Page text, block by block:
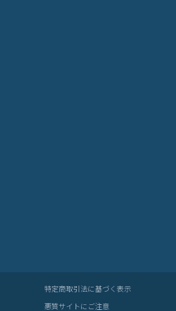
特定商取引法に基づく表示
悪質サイトにご注意